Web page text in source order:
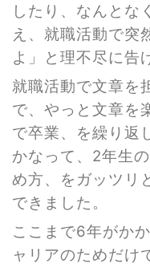
したり、なんとな
え、就職活動で突
よ」と理不尽に告
就職活動で文章を
で、やっと文章を
で卒業、を繰り返
かなって、2年生
め方、をガッツリ
できました。
ここまで6年がか
ャリアのためだけ